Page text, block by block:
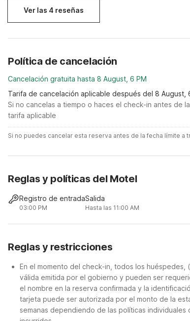
Ver las 4 reseñas
Política de cancelación
Cancelación gratuita hasta 8 August, 6 PM
Tarifa de cancelación aplicable después del 8 August,
Si no cancelas a tiempo o haces el check-in antes de
tarifa aplicable
Si no puedes cancelar esta reserva antes de la fecha límite
Reglas y políticas del Motel
Registro de entrada
03:00 PM
Salida
Hasta las 11:00 AM
Reglas y restricciones
En el momento del check-in, todos los
válida emitida por el gobierno y pueden ser
el nombre en la reserva confirmada y la
tarjeta puede ser autorizada por el monto de la
semanas dependiendo de las políticas